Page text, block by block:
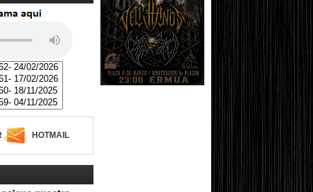
HOTMAIL